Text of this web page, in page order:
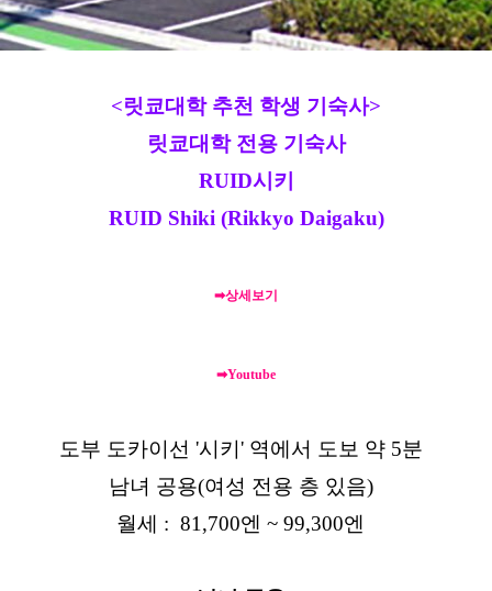
<릿쿄대학 추천 학생 기숙사>
릿쿄대학 전용 기숙사
RUID시키
RUID Shiki (Rikkyo Daigaku)
➡상세보기
➡Youtube
도부 도카이선 '시키' 역에서 도보 약 5분
남녀 공용(여성 전용 층 있음)
월세 : 81,700엔 ~ 99,300엔